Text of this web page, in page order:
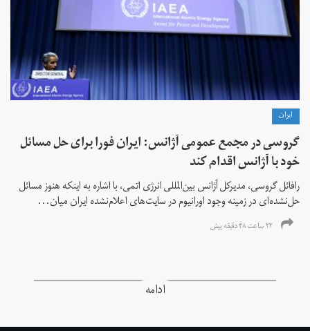
ايران
گروسی در مجمع عمومی آژانس: ایران فورا برای حل مسائل
خود با آژانس اقدام کند
رافائل گروسی، مدیرکل آژانس بین‌المللی انرژی اتمی، با اشاره به اینکه هنوز مسائل
حل‌نشده‌ای در زمینه وجود اورانیوم در سایت‌های اعلام‌نشده ایران میان...
۲۲ ساعت ۴۸ دقیقه پیش
ادامه